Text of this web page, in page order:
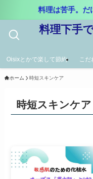
料理は苦手。だ
料理下手
Oisixとかで楽して節約 こだ
ホーム 時短スキンケア
時短スキンケア